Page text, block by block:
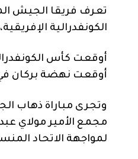
تعرف فريقا الجيش
الكونفدرالية الإفريقية، وذلك خلال
أوقعت كأس
أوقعت نهضة بركان في
لمواجهة الاتحاد المنستيري في 2 نونبر، على أن يخوض مباراة الإياب في